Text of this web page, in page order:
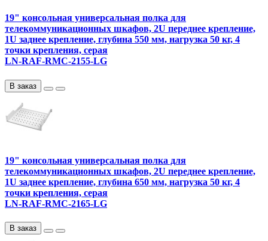
19" консольная универсальная полка для
телекоммуникационных шкафов, 2U переднее крепление,
1U заднее крепление, глубина 550 мм, нагрузка 50 кг, 4
точки крепления, серая
LN-RAF-RMC-2155-LG
В заказ
19" консольная универсальная полка для
телекоммуникационных шкафов, 2U переднее крепление,
1U заднее крепление, глубина 650 мм, нагрузка 50 кг, 4
точки крепления, серая
LN-RAF-RMC-2165-LG
В заказ